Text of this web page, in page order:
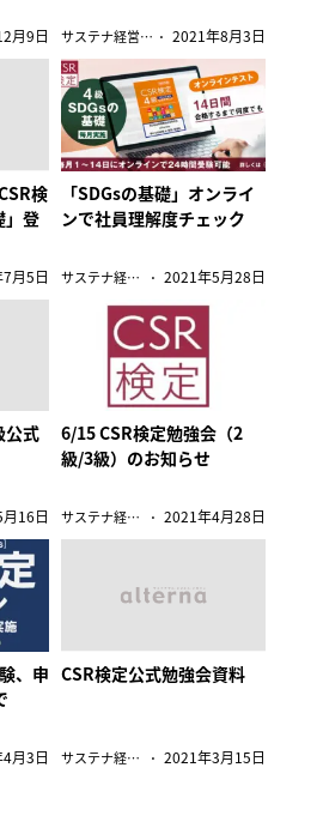
月9日 サステナ経営検定 2021年8月3日
検
」登
月5日
「SDGsの基礎」オンライ
ンで社員理解度チェック
サステナ経営検定 2021年5月28日
公式
16日
6/15 CSR検定勉強会（2
級/3級）のお知らせ
サステナ経営検定 2021年4月28日
、申
月3日
CSR検定公式勉強会資料
サステナ経営検定 2021年3月15日